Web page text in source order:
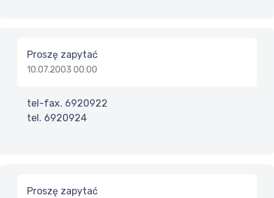
Proszę zapytać
10.07.2003 00:00
tel-fax. 6920922
tel. 6920924
Proszę zapytać